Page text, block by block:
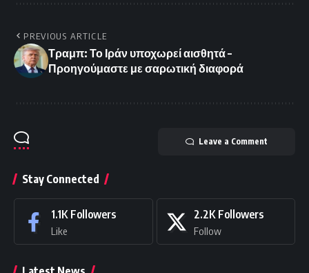
PREVIOUS ARTICLE
Τραμπ: Το Ιράν υποχωρεί αισθητά –
Προηγούμαστε με σαρωτική διαφορά
Leave a Comment
Stay Connected
1.1K Followers
Like
2.2K Followers
Follow